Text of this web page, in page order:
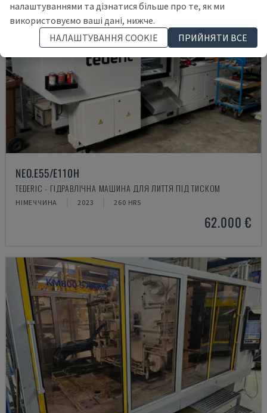
NEO.E55/E110H
TEDERIC - ГІДРАВЛІЧНА МАШИНА ДЛЯ ЛИТТЯ ПІД ТИСКОМ
НІМЕЧЧИНА 2023 260 HRS
62.000 €
налаштуваннями та дізнатися більше про те, як ми
використовуємо ваші дані, нижче.
НАЛАШТУВАННЯ COOKIE
ПРИЙНЯТИ ВСЕ